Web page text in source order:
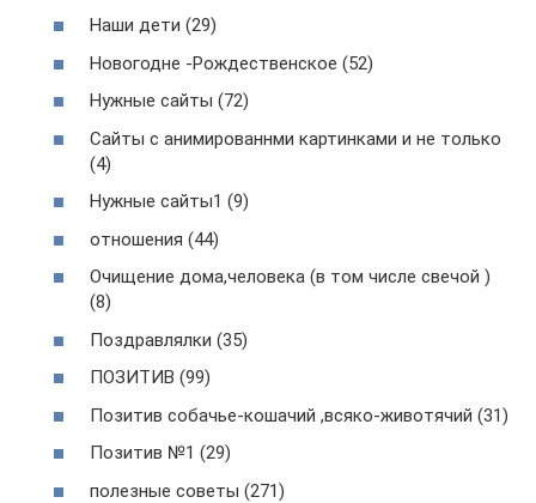
Наши дети (29)
Новогодне -Рождественское (52)
Нужные сайты (72)
Сайты с анимированнми картинками и не только
(4)
Нужные сайты1 (9)
отношения (44)
Очищение дома,человека (в том числе свечой )
(8)
Поздравлялки (35)
ПОЗИТИВ (99)
Позитив собачье-кошачий ,всяко-животячий (31)
Позитив №1 (29)
полезные советы (271)